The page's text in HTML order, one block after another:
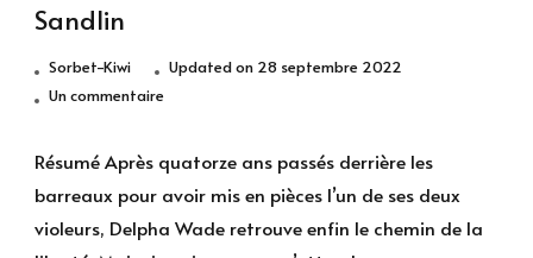
Sandlin
Sorbet-Kiwi Updated on 28 septembre 2022
Un commentairesur
du
Bayou
de
Résumé Après quatorze ans passés derrière les
barreaux pour avoir mis en pièces l’un de ses deux
violeurs, Delpha Wade retrouve enfin le chemin de la